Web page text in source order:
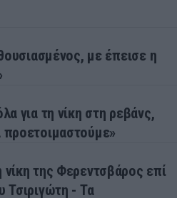
με έπεισε η
για τη νίκη στη ρεβάνς,
της Φερεντσβάρος επί
Τσιριγώτη - Τα